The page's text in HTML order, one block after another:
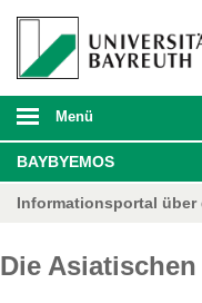
Menü
BAYBYEMOS
Informationsportal über
Die